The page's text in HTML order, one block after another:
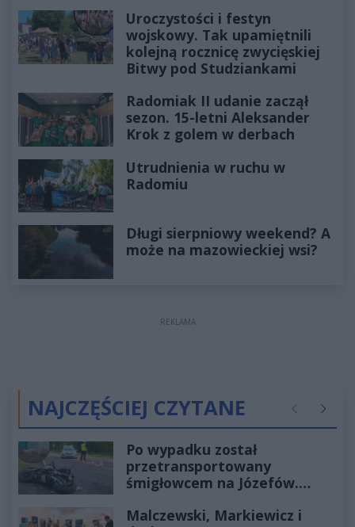
Uroczystości i festyn
wojskowy. Tak upamiętnili
kolejną rocznicę zwycięskiej
Bitwy pod Studziankami
Radomiak II udanie zaczął
sezon. 15-letni Aleksander
Krok z golem w derbach
Utrudnienia w ruchu w
Radomiu
Długi sierpniowy weekend? A
może na mazowieckiej wsi?
REKLAMA
NAJCZĘŚCIEJ CZYTANE Poprzednie
Po wypadku został
przetransportowany
śmigłowcem na Józefów.
Malczewski, Markiewicz i